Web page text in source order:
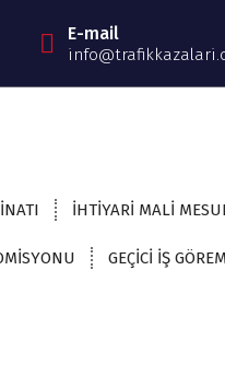
E-mail
İHTİYARİ MALİ
GEÇİCİ İŞ